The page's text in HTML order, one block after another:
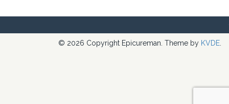
© 2026 Copyright Epicureman. Theme by KVDE.